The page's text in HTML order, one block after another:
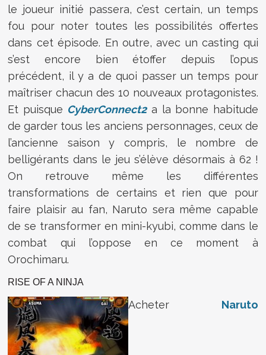
le joueur initié passera, c’est certain, un temps
fou pour noter toutes les possibilités offertes
dans cet épisode. En outre, avec un casting qui
s’est encore bien étoffer depuis l’opus
précédent, il y a de quoi passer un temps pour
maîtriser chacun des 10 nouveaux protagonistes.
Et puisque CyberConnect2a la bonne habitude
de garder tous les anciens personnages, ceux de
l’ancienne saison y compris, le nombre de
belligérants dans le jeu s’élève désormais à 62 !
On retrouve même les différentes
transformations de certains et rien que pour
faire plaisir au fan, Naruto sera même capable
de se transformer en mini-kyubi, comme dans le
combat qui l’oppose en ce moment à
Orochimaru.
RISE OF A NINJA
Acheter Naruto